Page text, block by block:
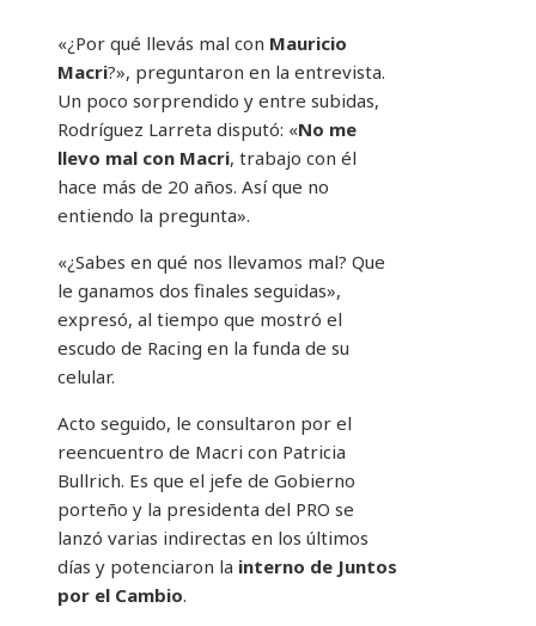
«¿Por qué llevás mal con Mauricio
Macri?», preguntaron en la entrevista.
Un poco sorprendido y entre subidas,
Rodríguez Larreta disputó: «No me
llevo mal con Macri, trabajo con él
hace más de 20 años. Así que no
entiendo la pregunta».
«¿Sabes en qué nos llevamos mal? Que
le ganamos dos finales seguidas»,
expresó, al tiempo que mostró el
escudo de Racing en la funda de su
celular.
Acto seguido, le consultaron por el
reencuentro de Macri con Patricia
Bullrich. Es que el jefe de Gobierno
porteño y la presidenta del PRO se
lanzó varias indirectas en los últimos
días y potenciaron la interno de Juntos
por el Cambio.